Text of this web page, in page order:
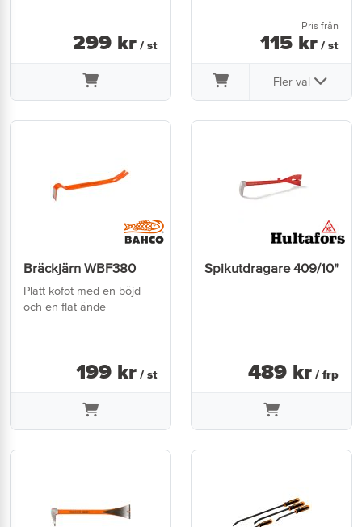
299 kr / st
Pris från
115 kr / st
Fler val
Bräckjärn WBF380
Platt kofot med en böjd
och en flat ände
199 kr / st
Spikutdragare 409/10"
489 kr / frp